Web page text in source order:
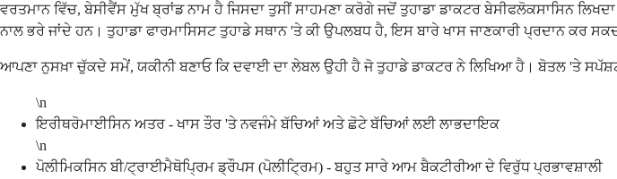
ਵਰਤਮਾਨ ਵਿੱਚ, ਬੇਸੀਵੈਂਸ ਮੁੱਖ ਬ੍ਰਾਂਡ ਨਾਮ ਹੈ ਜਿਸਦਾ ਤੁਸੀਂ ਸਾਹਮਣਾ ਕਰੋਗੇ ਜਦੋਂ ਤੁਹਾਡਾ ਡਾਕਟਰ ਬੇਸੀਫਲੋਕਸਾਸਿਨ
ਨਾਲ ਭਰੇ ਜਾਂਦੇ ਹਨ। ਤੁਹਾਡਾ ਫਾਰਮਾਸਿਸਟ ਤੁਹਾਡੇ ਸਥਾਨ 'ਤੇ ਕੀ ਉਪਲਬਧ ਹੈ, ਇਸ ਬਾਰੇ ਖਾਸ ਜਾਣਕਾਰੀ ਪ੍ਰਦਾਨ ਕਰ
ਆਪਣਾ ਨੁਸਖ਼ਾ ਚੁੱਕਦੇ ਸਮੇਂ, ਯਕੀਨੀ ਬਣਾਓ ਕਿ ਦਵਾਈ ਦਾ ਲੇਬਲ ਉਹੀ ਹੈ ਜੋ ਤੁਹਾਡੇ ਡਾਕਟਰ ਨੇ ਲਿਖਿਆ ਹੈ। ਬੋਤਲ 'ਤੇ
\n
ਇਰੀਥਰੋਮਾਈਸਿਨ ਅਤਰ - ਖਾਸ ਤੌਰ 'ਤੇ ਨਵਜੰਮੇ ਬੱਚਿਆਂ ਅਤੇ ਛੋਟੇ ਬੱਚਿਆਂ ਲਈ ਲਾਭਦਾਇਕ
\n
ਪੋਲੀਮਿਕਸਿਨ ਬੀ/ਟ੍ਰਾਈਮੈਥੋਪ੍ਰਿਮ ਡ੍ਰੌਪਸ (ਪੋਲੀਟ੍ਰਿਮ) - ਬਹੁਤ ਸਾਰੇ ਆਮ ਬੈਕਟੀਰੀਆ ਦੇ ਵਿਰੁੱਧ ਪ੍ਰਭਾਵਸ਼ਾਲੀ